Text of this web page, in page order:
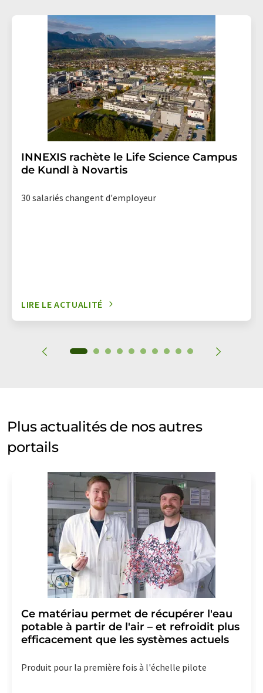
Allemagne ou par e-mail à
revoke@lumitos.com
effet pour l'avenir. De plus, chaque courriel contient un
lien pour se désabonner de la newsletter
correspondante.
INNEXIS rachète le Life Science Campus
de Kundl à Novartis
30 salariés changent d'employeur
LIRE LE ACTUALITÉ
Plus actualités de nos autres
portails
Ce matériau permet de récupérer l'eau
potable à partir de l'air – et refroidit plus
efficacement que les systèmes actuels
Produit pour la première fois à l'échelle pilote